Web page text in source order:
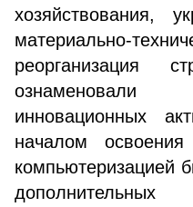
хозяйствования,
материально-
реорганизация
ознаменовали
инновационных
началом
компьютеризацией